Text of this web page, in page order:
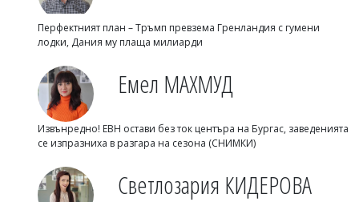
Перфектният план – Тръмп превзема Гренландия с гумени
лодки, Дания му плаща милиарди
Емел МАХМУД
Извънредно! ЕВН остави без ток центъра на Бургас, заведенията
се изпразниха в разгара на сезона (СНИМКИ)
Светлозария КИДЕРОВА